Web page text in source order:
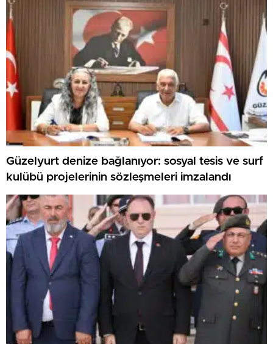
Güzelyurt denize bağlanıyor: sosyal tesis ve surf
kulübü projelerinin sözleşmeleri imzalandı